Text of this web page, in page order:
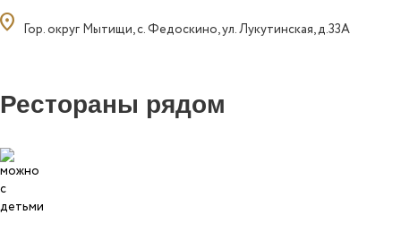
Гор. округ Мытищи, с. Федоскино, ул. Лукутинская, д.33А
Рестораны рядом